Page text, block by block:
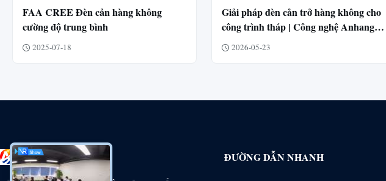
FAA CREE Đèn cản hàng không
cường độ trung bình
2025-07-18
Giải pháp đèn cản trở hàng không cho
công trình tháp | Công nghệ Anhang
Thâm Quyến
2026-05-23
ĐƯỜNG DẪN NHANH